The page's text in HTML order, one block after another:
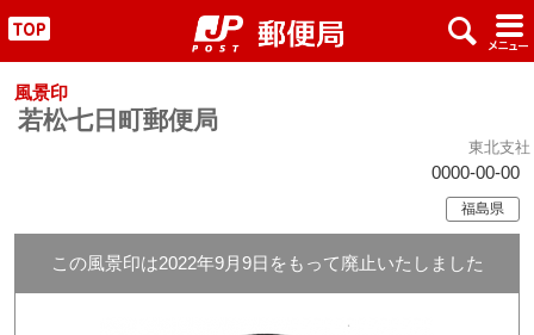
" x #
風景印
若松七日町郵便局
東北支社
0000-00-00
福島県
この風景印は2022年9月9日をもって廃止いたしました